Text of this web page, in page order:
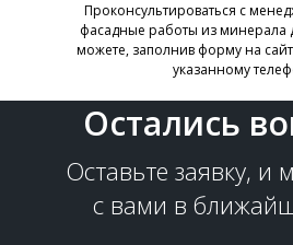
Проконсультироваться с
фасадные работы из минерала
можете, заполнив форму на
указанному
Остались
Оставьте заявку, и
с вами в